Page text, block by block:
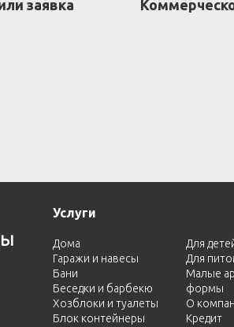
заявка
Услуги
Дома
Гаражи и навесы
Бани
Беседки и барбекю
Хозблоки и туалеты
Блок контейнеры
Для
Для
Малые
формы
О
Кредит